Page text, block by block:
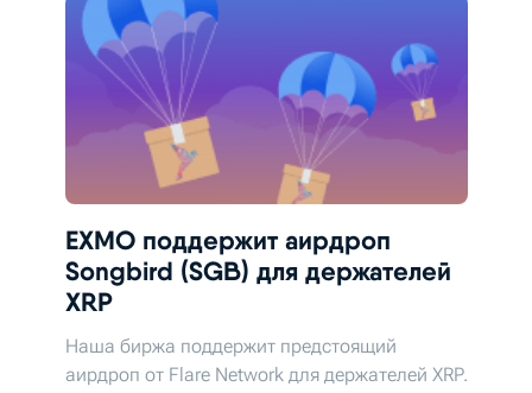
EXMO поддержит аирдроп
Songbird (SGB) для держателей
XRP
Наша биржа поддержит предстоящий
аирдроп от Flare Network для держателей XRP.